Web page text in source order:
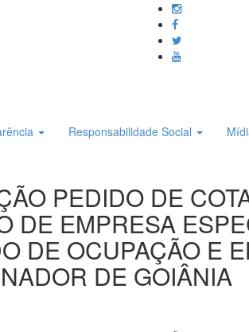
Responsabilidade Social
PEDIDO DE
DE EMPRESA
DE OCUPAÇÃO E
DE GOIÂNIA